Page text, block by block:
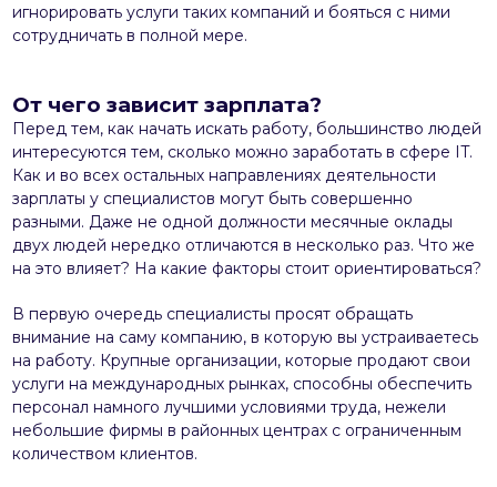
игнорировать услуги таких компаний и бояться с ними
сотрудничать в полной мере.
От чего зависит зарплата?
Перед тем, как начать искать работу, большинство людей
интересуются тем, сколько можно заработать в сфере IT.
Как и во всех остальных направлениях деятельности
зарплаты у специалистов могут быть совершенно
разными. Даже не одной должности месячные оклады
двух людей нередко отличаются в несколько раз. Что же
на это влияет? На какие факторы стоит ориентироваться?
В первую очередь специалисты просят обращать
внимание на саму компанию, в которую вы устраиваетесь
на работу. Крупные организации, которые продают свои
услуги на международных рынках, способны обеспечить
персонал намного лучшими условиями труда, нежели
небольшие фирмы в районных центрах с ограниченным
количеством клиентов.